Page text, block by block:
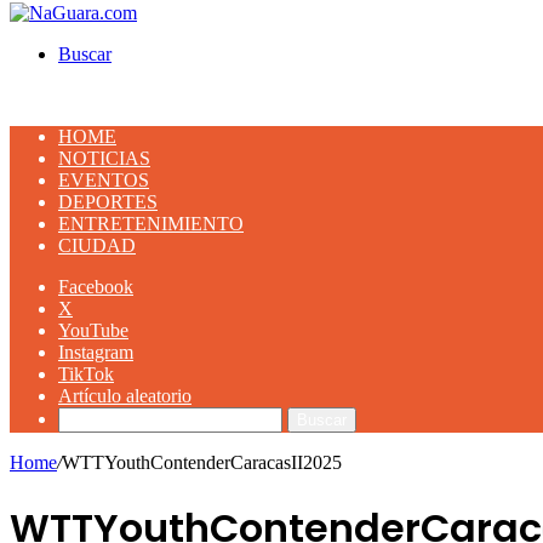
Buscar
HOME
NOTICIAS
EVENTOS
DEPORTES
ENTRETENIMIENTO
CIUDAD
Facebook
X
YouTube
Instagram
TikTok
Artículo aleatorio
Home/WTTYouthContenderCaracasII2025